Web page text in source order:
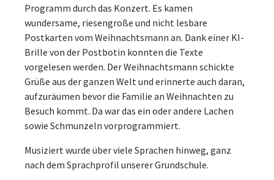
Programm durch das Konzert. Es kamen
wundersame, riesengroße und nicht lesbare
Postkarten vom Weihnachtsmann an. Dank einer KI-
Brille von der Postbotin konnten die Texte
vorgelesen werden. Der Weihnachtsmann schickte
Grüße aus der ganzen Welt und erinnerte auch daran,
aufzuräumen bevor die Familie an Weihnachten zu
Besuch kommt. Da war das ein oder andere Lachen
sowie Schmunzeln vorprogrammiert.
Musiziert wurde über viele Sprachen hinweg, ganz
nach dem Sprachprofil unserer Grundschule.